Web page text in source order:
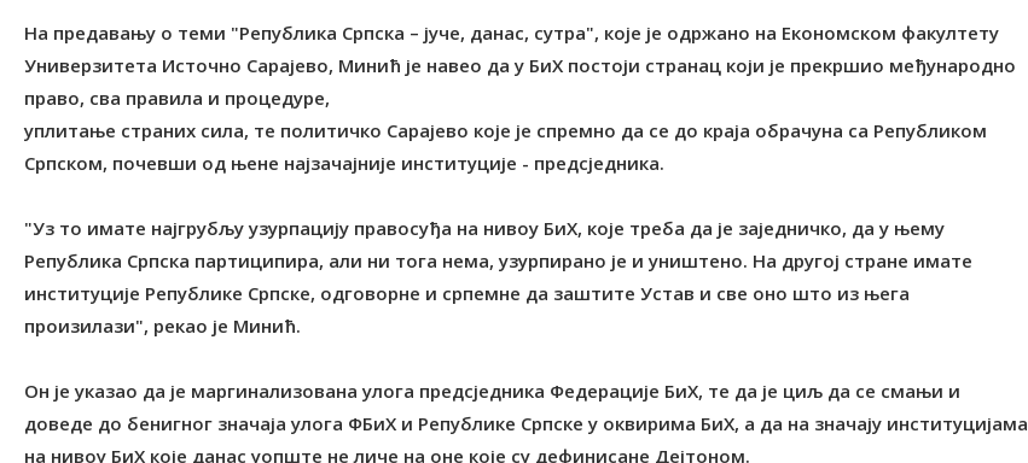
На предавању о теми "Република Српска – јуче, данас, сутра", које је одржано на Економском факултету
Универзитета Источно Сарајево, Минић је навео да у БиХ постоји странац који је прекршио међународно
право, сва правила и процедуре,
уплитање страних сила, те политичко Сарајево које је спремно да се до краја обрачуна са Републиком
Српском, почевши од њене најзачајније институције - предсједника.
"Уз то имате најгрубљу узурпацију правосуђа на нивоу БиХ, које треба да је заједничко, да у њему
Република Српска партиципира, али ни тога нема, узурпирано је и уништено. На другој стране имате
институције Републике Српске, одговорне и српемне да заштите Устав и све оно што из њега
произилази", рекао је Минић.
Он је указао да је маргинализована улога предсједника Федерације БиХ, те да је циљ да се смањи и
доведе до бенигног значаја улога ФБиХ и Републике Српске у оквирима БиХ, а да на значају институцијама
на нивоу БиХ које данас уопште не личе на оне које су дефинисане Дејтоном.